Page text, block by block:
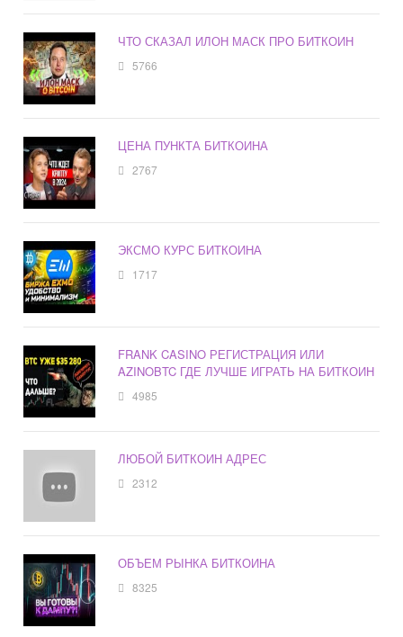
ЧТО СКАЗАЛ ИЛОН МАСК ПРО БИТКОИН
5766
ЦЕНА ПУНКТА БИТКОИНА
2767
ЭКСМО КУРС БИТКОИНА
1717
FRANK CASINO РЕГИСТРАЦИЯ ИЛИ
AZINOBTC ГДЕ ЛУЧШЕ ИГРАТЬ НА БИТКОИН
4985
ЛЮБОЙ БИТКОИН АДРЕС
2312
ОБЪЕМ РЫНКА БИТКОИНА
8325